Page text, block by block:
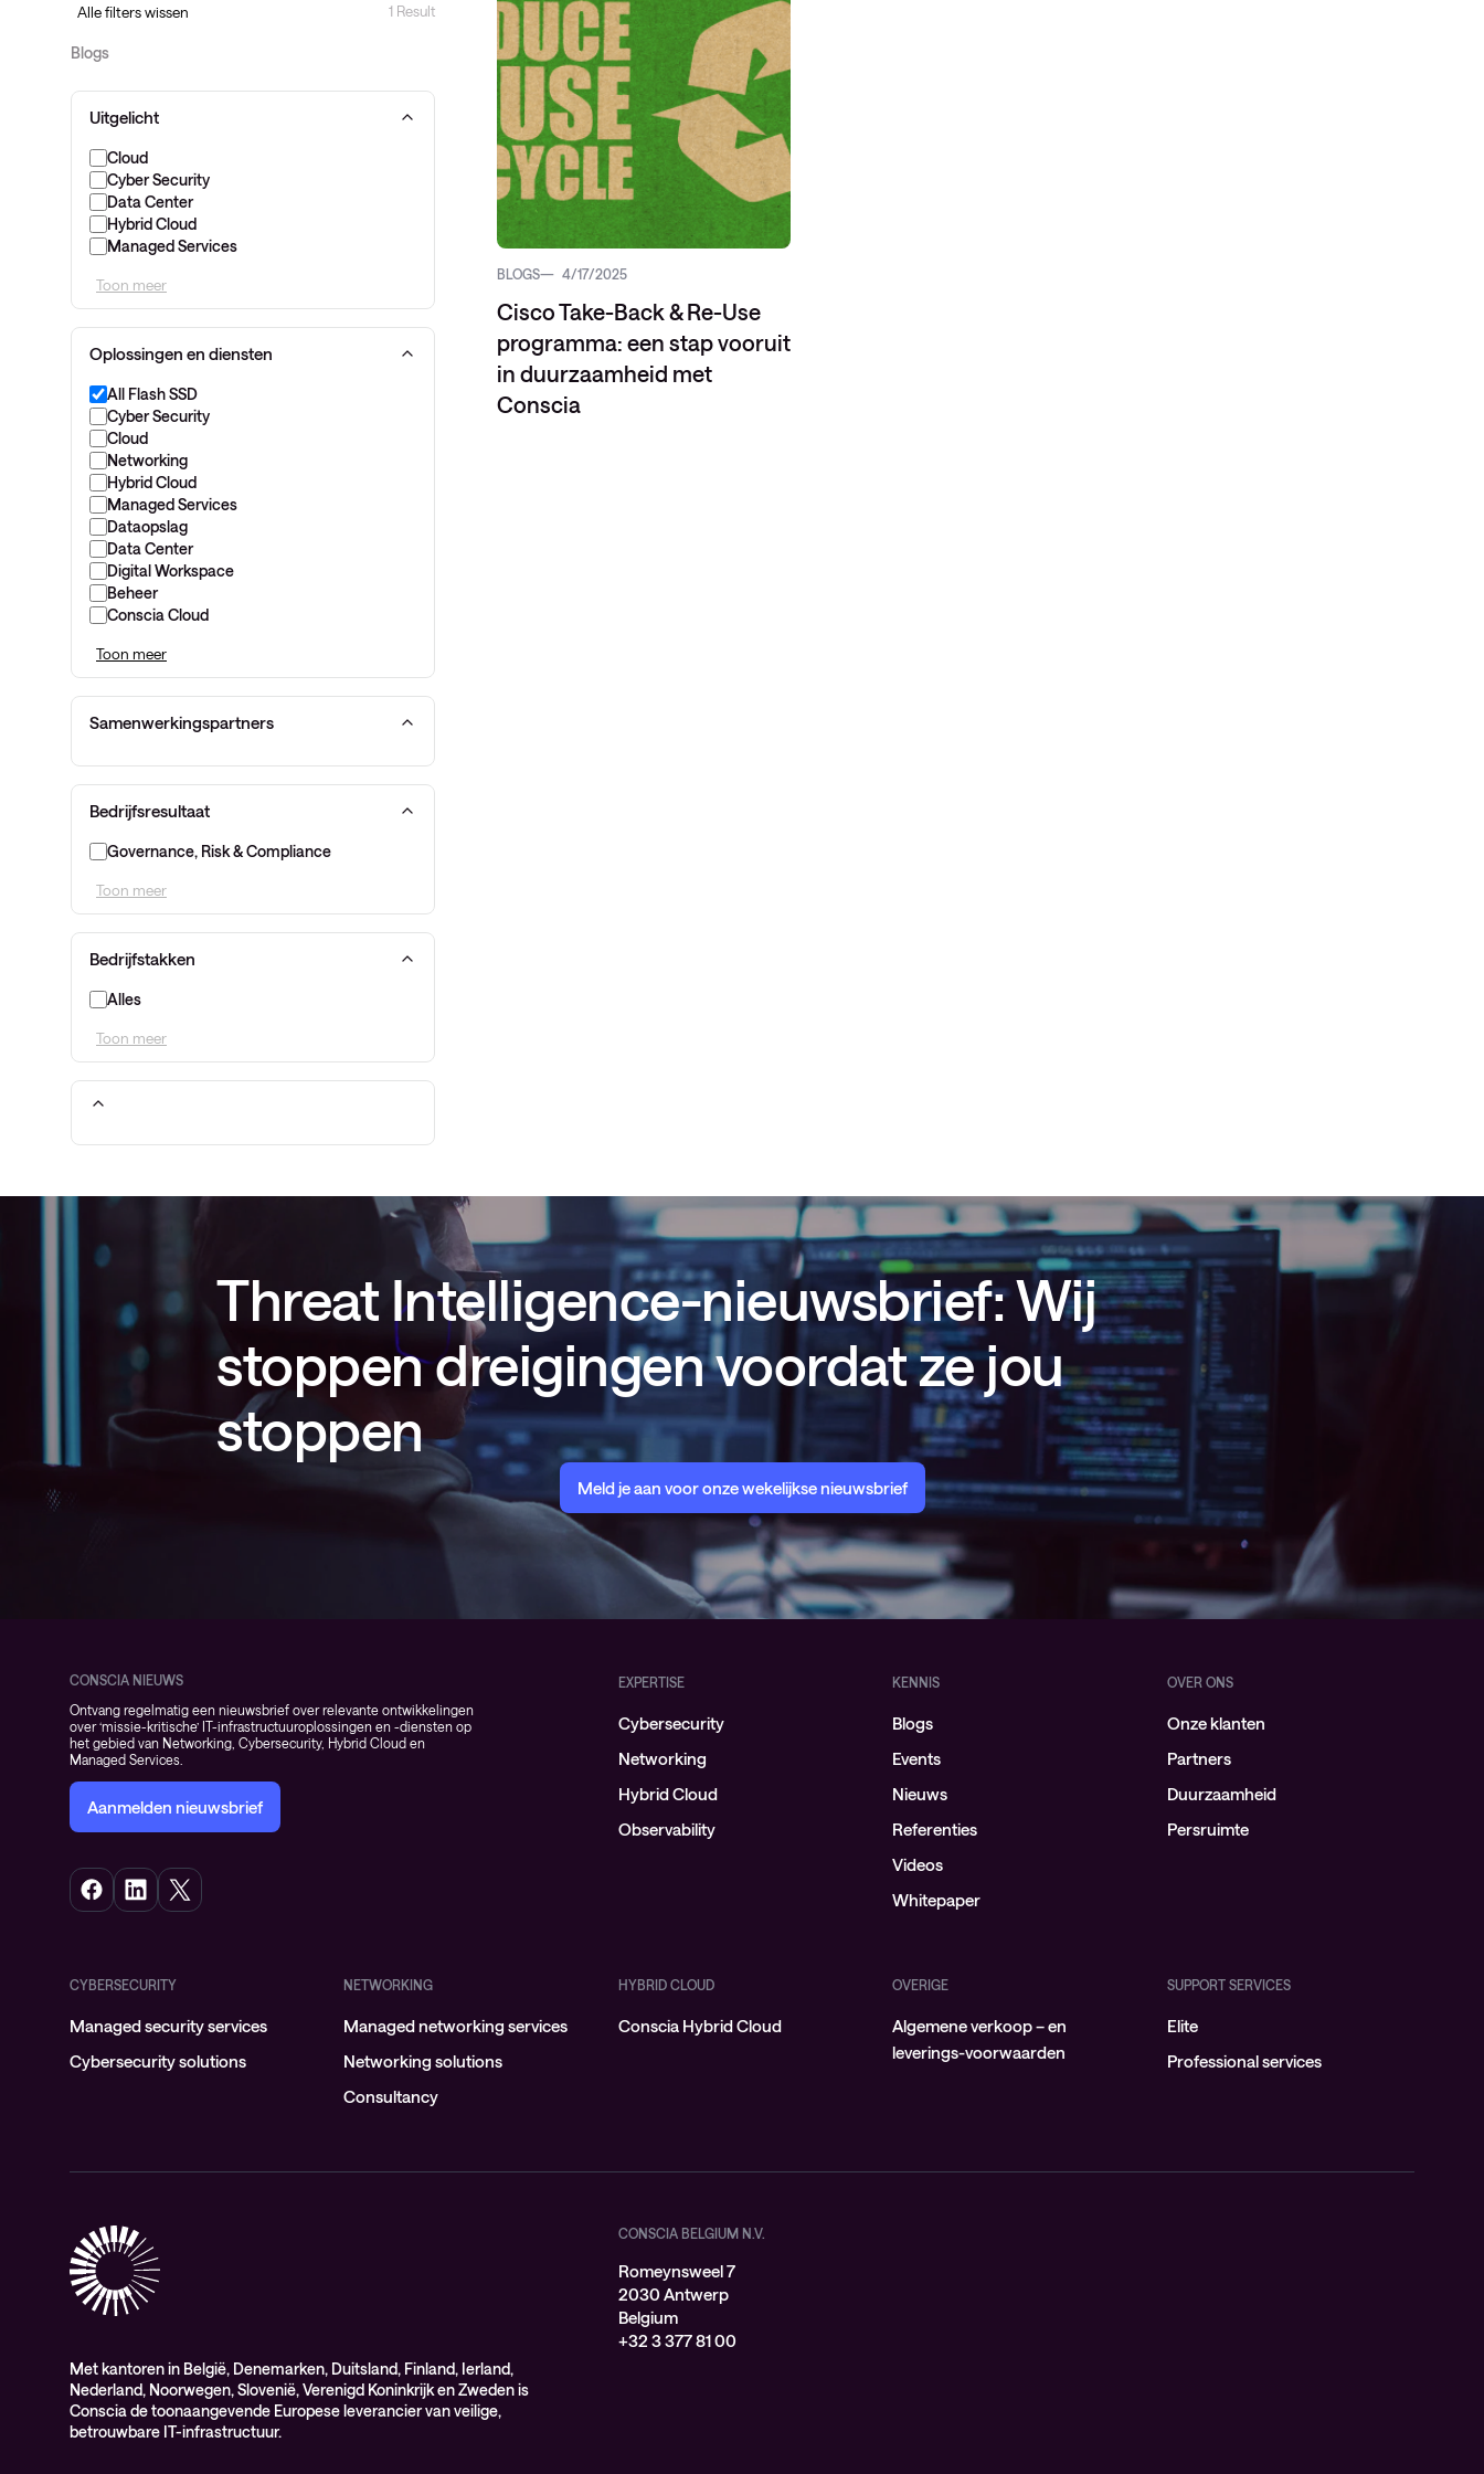
1 Result
Alle filters wissen
Blogs
Uitgelicht
Cloud
Cyber Security
Data Center
Hybrid Cloud
Managed Services
Toon meer
Oplossingen en diensten
All Flash SSD
Cyber Security
Cloud
Networking
Hybrid Cloud
Managed Services
Dataopslag
Data Center
Digital Workspace
Beheer
Conscia Cloud
Toon meer
Samenwerkingspartners
Bedrijfsresultaat
Governance, Risk & Compliance
Toon meer
Bedrijfstakken
Alles
Toon meer
BLOGS 4/17/2025
Cisco Take-Back & Re-Use
programma: een stap vooruit
in duurzaamheid met
Conscia
Threat Intelligence-nieuwsbrief: Wij
stoppen dreigingen voordat ze jou
stoppen
Meld je aan voor onze wekelijkse nieuwsbrief
CONSCIA NIEUWS
Ontvang regelmatig een nieuwsbrief over relevante ontwikkelingen
over ‘missie-kritische’ IT-infrastructuuroplossingen en -diensten op
het gebied van Networking, Cybersecurity, Hybrid Cloud en
Managed Services.
Aanmelden nieuwsbrief
EXPERTISE
Cybersecurity
Networking
Hybrid Cloud
Observability
KENNIS
Blogs
Events
Nieuws
Referenties
Videos
Whitepaper
OVER ONS
Onze klanten
Partners
Duurzaamheid
Persruimte
CYBERSECURITY
Managed security services
Cybersecurity solutions
NETWORKING
Managed networking services
Networking solutions
Consultancy
HYBRID CLOUD
Conscia Hybrid Cloud
OVERIGE
Algemene verkoop – en
leverings-voorwaarden
SUPPORT SERVICES
Elite
Professional services
Met kantoren in België, Denemarken, Duitsland, Finland, Ierland,
Nederland, Noorwegen, Slovenië, Verenigd Koninkrijk en Zweden is
Conscia de toonaangevende Europese leverancier van veilige,
betrouwbare IT-infrastructuur.
CONSCIA BELGIUM N.V.
Romeynsweel 7
2030 Antwerp
Belgium
+32 3 377 81 00